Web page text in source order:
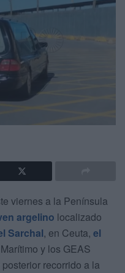
viernes a la Península
argelino localizado
Sarchal, en Ceuta, el
y los GEAS
recorrido a la